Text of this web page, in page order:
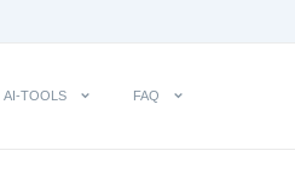
AI-TOOLS FAQ